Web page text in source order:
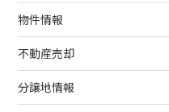
物件情報
不動産売却
分譲地情報